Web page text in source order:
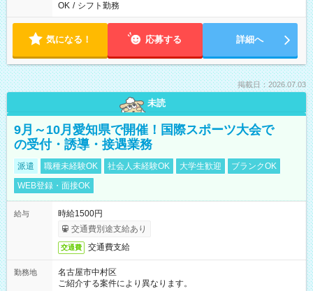
OK / シフト勤務
気になる！ 応募する 詳細へ
掲載日：2026.07.03
未読
9月～10月愛知県で開催！国際スポーツ大会で
の受付・誘導・接遇業務
派遣 職種未経験OK 社会人未経験OK 大学生歓迎
ブランクOK
WEB登録・面接OK
給与
時給1500円
交通費別途支給あり
交通費 交通費支給
勤務地
名古屋市中村区
ご紹介する案件により異なります。